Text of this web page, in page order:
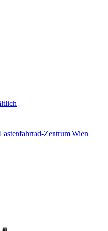
Zentrum Wien